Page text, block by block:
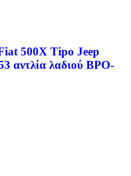
500X Tipo Jeep
αντλία λαδιού BPO-